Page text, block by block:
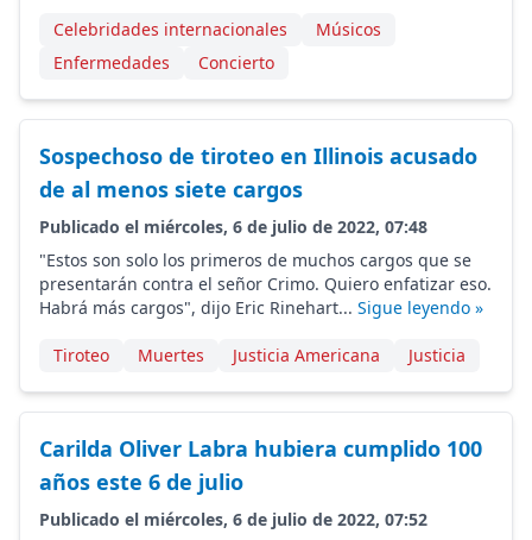
Celebridades internacionales
Músicos
Enfermedades
Concierto
Sospechoso de tiroteo en Illinois acusado
de al menos siete cargos
Publicado el miércoles, 6 de julio de 2022, 07:48
"Estos son solo los primeros de muchos cargos que se
presentarán contra el señor Crimo. Quiero enfatizar eso.
Habrá más cargos", dijo Eric Rinehart... Sigue leyendo »
Tiroteo Muertes Justicia Americana Justicia
Carilda Oliver Labra hubiera cumplido 100
años este 6 de julio
Publicado el miércoles, 6 de julio de 2022, 07:52